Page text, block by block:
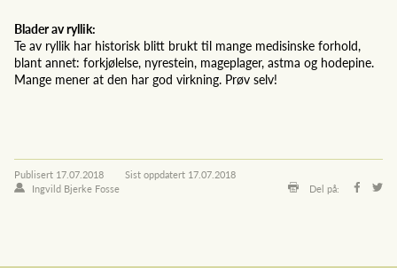
Blader av ryllik:
Te av ryllik har historisk blitt brukt til mange medisinske forhold,
blant annet: forkjølelse, nyrestein, mageplager, astma og hodepine.
Mange mener at den har god virkning. Prøv selv!
Publisert 17.07.2018 Sist oppdatert 17.07.2018
Ingvild Bjerke Fosse
Del på: